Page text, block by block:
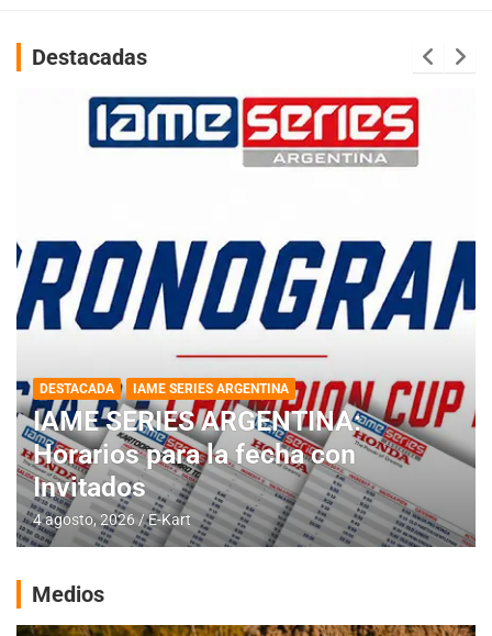
Destacadas
DESTACADA IAME SERIES ARGENTINA
IAME SERIES ARGENTINA:
Horarios para la fecha con
Invitados
4 agosto, 2026 E-Kart
Medios